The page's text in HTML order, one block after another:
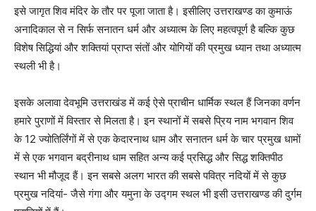
इसे जागृत शिव मंदिर के तौर पर पूजा जाता है। इसीलिए उत्तराखण्ड का कुमाऊं
अनादिकाल से न सिर्फ सनातन धर्म और अध्यात्म के लिए महत्वपूर्ण है बल्कि कुछ
विशेष सिद्धियां और शक्तियां प्राप्त संतों और योगियों की प्रमुख ध्यान तथा अध्यात्म
स्थली भी है।
इसके अलावा देवभूमि उत्तराखंड में कई ऐसे प्राचीन धार्मिक स्थल हैं जिनका वर्णन
हमारे पुराणों में विस्तार से मिलता है। इन स्थानों में सबसे प्रिय नाम भगवान शिव
के 12 ज्योतिर्लिंगों में से एक केदारनाथ धाम और सनातन धर्म के चार प्रमुख धामों
में से एक भगवान बद्रीनाथ धाम सहित अन्य कई प्रसिद्ध और सिद्ध शक्तिपीठ
स्थान भी मौजूद हैं। इन सबसे अलग भारत की सबसे पवित्र नदियों में से कुछ
प्रमुख नदियां- जैसे गंगा और यमुना के उद्गम स्थल भी इसी उत्तराखण्ड की दुर्गम